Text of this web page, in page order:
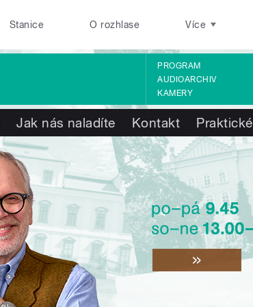
Stanice O rozhlase Více
PROGRAM
AUDIOARCHIV
KAMERY
Jak nás naladíte Kontakt Praktické